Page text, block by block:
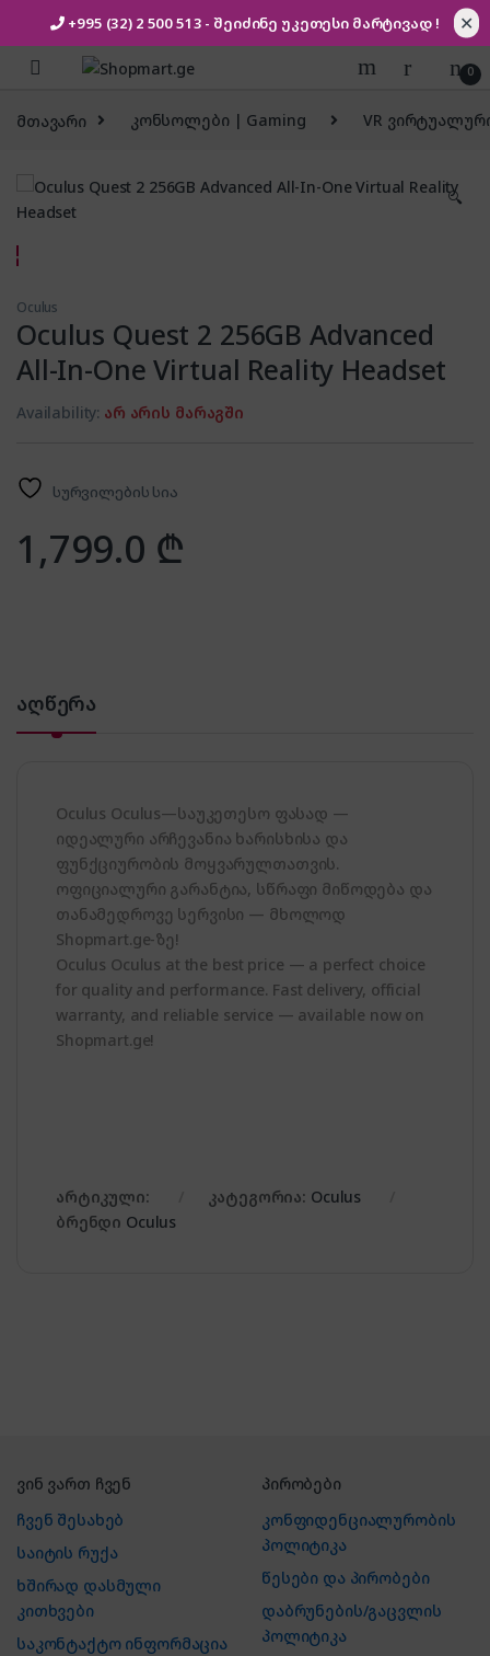
+995 (32) 2 500 513 - შეიძინე უკეთესი მარტივად ! ✕
Skip to navigation
Skip to content
0
მთავარი კონსოლები | Gaming VR
🔍
Oculus
Oculus Quest 2 256GB Advanced
All-In-One Virtual Reality Headset
Availability: არ არის მარაგში
სურვილების სია
1,799.0 ₾
აღწერა
Oculus Oculus—საუკეთესო ფასად —
იდეალური არჩევანია ხარისხისა და
ფუნქციურობის მოყვარულთათვის.
ოფიციალური გარანტია, სწრაფი მიწოდება და
თანამედროვე სერვისი — მხოლოდ
Shopmart.ge-ზე!
Oculus Oculus at the best price — a perfect choice
for quality and performance. Fast delivery, official
warranty, and reliable service — available now on
Shopmart.ge!
არტიკული: კატეგორია: Oculus
ბრენდი Oculus
ვინ ვართ ჩვენ
ჩვენ შესახებ
საიტის რუქა
ხშირად დასმული
კითხვები
საკონტაქტო ინფორმაცია
პირობები
კონფიდენციალურობის
პოლიტიკა
წესები და პირობები
დაბრუნების/გაცვლის
პოლიტიკა